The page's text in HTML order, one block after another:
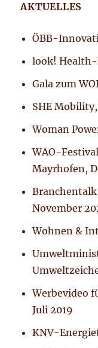
AKTUELLES
ÖBB-
look! Health-
Gala zum
SHE
Woman
WAO-
Mayrhofen,
November
Wohnen &
Werbevideo
Juli 2019
KNV-